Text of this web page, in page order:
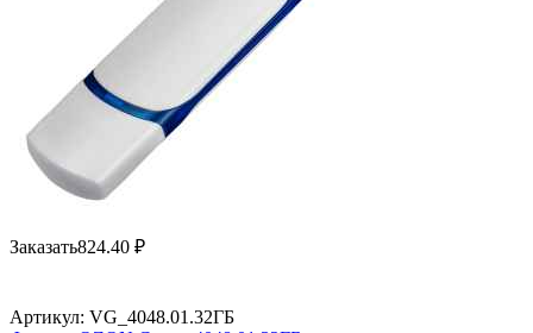
Заказать824.40 ₽
Артикул: VG_4048.01.32ГБ